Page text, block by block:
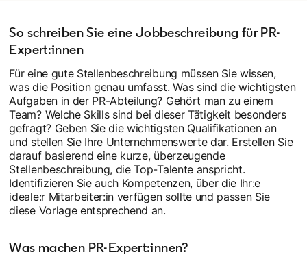
So schreiben Sie eine Jobbeschreibung für PR-
Expert:innen
Für eine gute Stellenbeschreibung müssen Sie wissen,
was die Position genau umfasst. Was sind die wichtigsten
Aufgaben in der PR-Abteilung? Gehört man zu einem
Team? Welche Skills sind bei dieser Tätigkeit besonders
gefragt? Geben Sie die wichtigsten Qualifikationen an
und stellen Sie Ihre Unternehmenswerte dar. Erstellen Sie
darauf basierend eine kurze, überzeugende
Stellenbeschreibung, die Top-Talente anspricht.
Identifizieren Sie auch Kompetenzen, über die Ihr:e
ideale:r Mitarbeiter:in verfügen sollte und passen Sie
diese Vorlage entsprechend an.
Was machen PR-Expert:innen?